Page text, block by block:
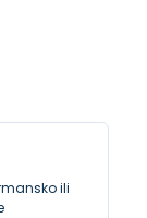
ili